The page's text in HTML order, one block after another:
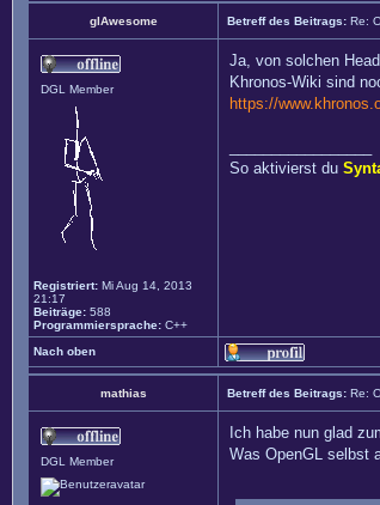
glAwesome Betreff des Beitrags: Re:
DGL Member
Registriert: Mi Aug 14, 2013
21:17
Beiträge: 588
Programmiersprache: C++
Ja, von solchen
Khronos-Wiki sind
https://
So aktivierst du
Nach oben
mathias Betreff des Beitrags: Re:
DGL Member
Ich habe nun glad
Was OpenGL selbst